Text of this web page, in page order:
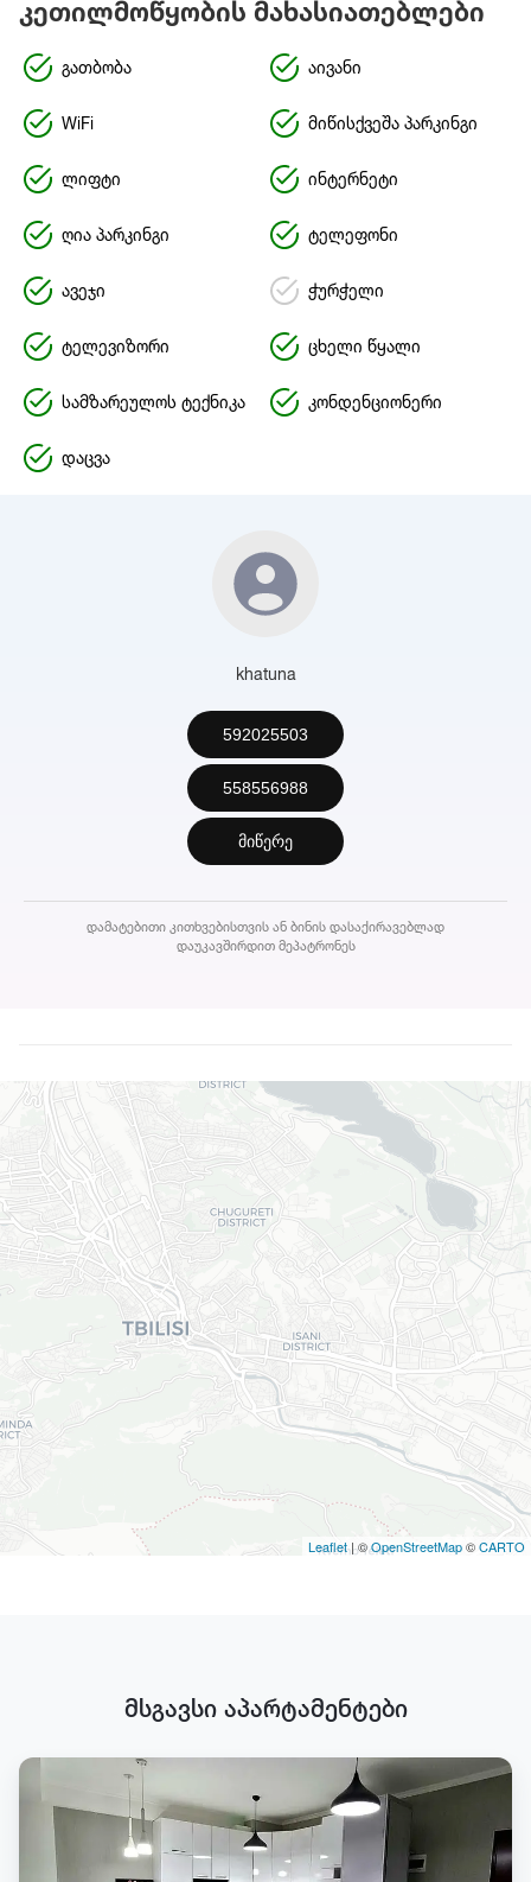
კეთილმოწყობის მახასიათებლები
გათბობა აივანი
WiFi მიწისქვეშა პარკინგი
ლიფტი ინტერნეტი
ღია პარკინგი ტელეფონი
ავეჯი ჭურჭელი
ტელევიზორი ცხელი წყალი
სამზარეულოს ტექნიკა კონდენციონერი
დაცვა
khatuna
592025503
558556988
მიწერე
დამატებითი კითხვებისთვის ან ბინის დასაქირავებლად
დაუკავშირდით მეპატრონეს
Leaflet| ©OpenStreetMap©CARTO
მსგავსი აპარტამენტები